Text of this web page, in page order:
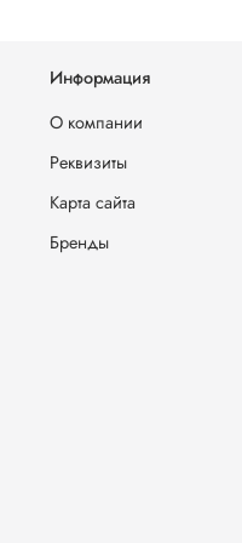
Информация
О компании
Реквизиты
Карта сайта
Бренды